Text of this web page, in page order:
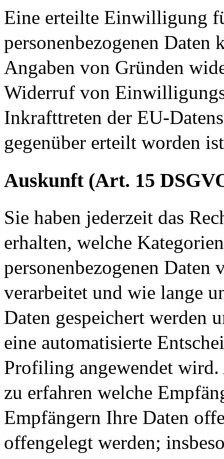
Eine erteilte Einwilligung
personenbezogenen Daten
Angaben von Gründen
Widerruf von
Inkrafttreten der EU-
gegenüber erteilt worden
Auskunft (Art. 15
Sie haben jederzeit das
erhalten, welche
personenbezogenen
verarbeitet und wie lange
Daten gespeichert werden
eine automatisierte
Profiling angewendet wird.
zu erfahren welche
Empfängern Ihre Daten
offengelegt werden;